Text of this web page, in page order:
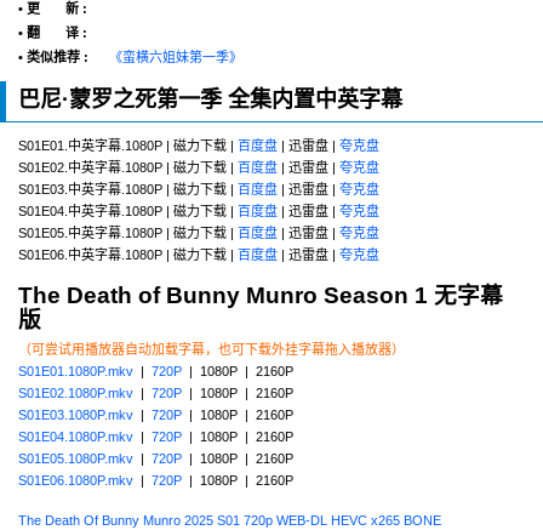
• 更 新 :
• 翻 译 :
• 类似推荐 :
《蛮横六姐妹第一季》
巴尼·蒙罗之死第一季 全集内置中英字幕
S01E01.中英字幕.1080P | 磁力下载 | 百度盘 | 迅雷盘 | 夸克盘
S01E02.中英字幕.1080P | 磁力下载 | 百度盘 | 迅雷盘 | 夸克盘
S01E03.中英字幕.1080P | 磁力下载 | 百度盘 | 迅雷盘 | 夸克盘
S01E04.中英字幕.1080P | 磁力下载 | 百度盘 | 迅雷盘 | 夸克盘
S01E05.中英字幕.1080P | 磁力下载 | 百度盘 | 迅雷盘 | 夸克盘
S01E06.中英字幕.1080P | 磁力下载 | 百度盘 | 迅雷盘 | 夸克盘
The Death of Bunny Munro Season 1 无字幕
版
（可尝试用播放器自动加载字幕，也可下载外挂字幕拖入播放器）
S01E01.1080P.mkv | 720P | 1080P | 2160P
S01E02.1080P.mkv | 720P | 1080P | 2160P
S01E03.1080P.mkv | 720P | 1080P | 2160P
S01E04.1080P.mkv | 720P | 1080P | 2160P
S01E05.1080P.mkv | 720P | 1080P | 2160P
S01E06.1080P.mkv | 720P | 1080P | 2160P
The Death Of Bunny Munro 2025 S01 720p WEB-DL HEVC x265 BONE